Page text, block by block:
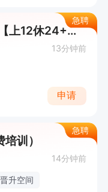
急聘
西关新亮点电竞招聘收银员【上12休24+工作轻松】
13分钟前
申请
急聘
训）
14分钟前
晋升空间